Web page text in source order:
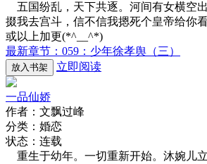
五国纷乱，天下共逐。河间有女横空
掇我去宫斗，信不信我摁死个皇帝给你
或以上加更(*^__^*)
最新章节：059：少年徐孝舆（三）
放入书架 立即阅读
一品仙娇
作者：文飘过峰
分类：婚恋
状态：连载
重生于幼年。一切重新开始。沐婉儿